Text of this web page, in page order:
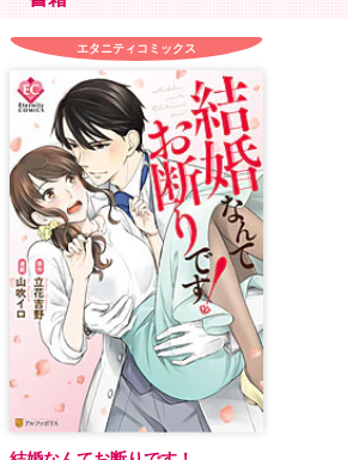
エタニティコミックス